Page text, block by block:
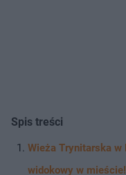
Spis treści
Wieża Trynitarska w
widokowy w mieście!